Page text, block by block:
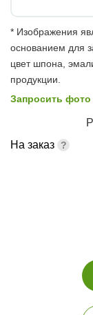
* Изображения
основанием для
цвет шпона,
продукции.
Запросить фото
На заказ